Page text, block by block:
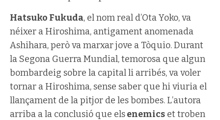
Hatsuko Fukuda, el nom real d’Ota Yoko, va
néixer a Hiroshima, antigament anomenada
Ashihara, però va marxar jove a Tòquio. Durant
la Segona Guerra Mundial, temorosa que algun
bombardeig sobre la capital li arribés, va voler
tornar a Hiroshima, sense saber que hi viuria el
llançament de la pitjor de les bombes. L’autora
arriba a la conclusió que elsenemics et troben